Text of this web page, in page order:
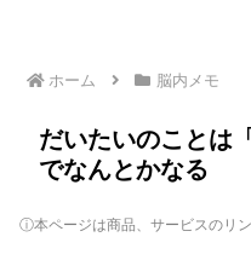
ホーム 脳内メモ
だいたいのことは
でなんとかなる
ⓘ本ページは商品、サービスのリ